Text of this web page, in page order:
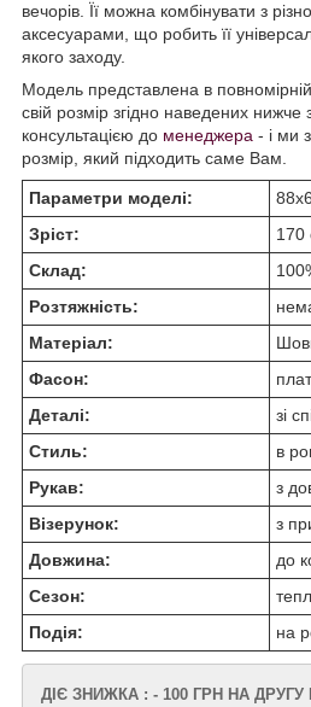
вечорів. Її можна комбінувати з
аксесуарами, що робить її
якого заходу.
Модель представлена в повномірній
свій розмір згідно наведених нижче
консультацією до менеджера - і ми
розмір, який підходить саме Вам.
Параметри моделі:
Зріст:
170
Склад:
Розтяжність:
Матеріал:
Фасон:
Деталі:
зі
Стиль:
в
Рукав:
з
Візерунок:
з
Довжина:
до
Сезон:
Подія:
на
ДІЄ ЗНИЖКА : - 100 ГРН НА